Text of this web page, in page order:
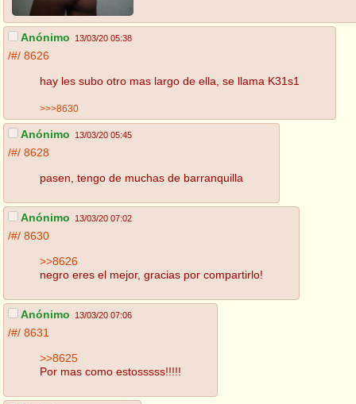
Anónimo 13/03/20 05:38
/#/ 8626
hay les subo otro mas largo de ella, se llama K31s1
>>>8630
Anónimo 13/03/20 05:45
/#/ 8628
pasen, tengo de muchas de barranquilla
Anónimo 13/03/20 07:02
/#/ 8630
>>8626
negro eres el mejor, gracias por compartirlo!
Anónimo 13/03/20 07:06
/#/ 8631
>>8625
Por mas como estosssss!!!!!